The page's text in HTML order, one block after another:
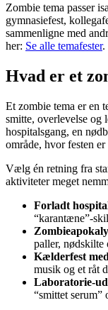
Zombie tema passer
gymnasiefest,
sammenligne med
her: Se alle temafester.
Hvad er et
Et zombie tema er en
smitte, overlevelse og
hospitalsgang, en
område, hvor festen er
Vælg én retning fra
aktiviteter meget
Forladt
“karantæne”-
paller, nødskilte
Kælderfest
musik og et råt
Laboratorie-
“smittet serum”